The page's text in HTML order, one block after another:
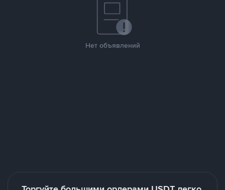
Нет объявлений